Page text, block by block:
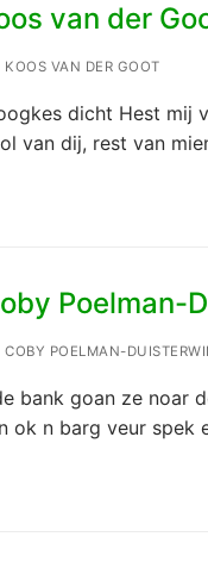
van der
KOOS VAN DER GOOT
dicht Hest mij
van dij, rest van
Poelman-
COBY POELMAN-
bank goan ze noar
ok n barg veur spek